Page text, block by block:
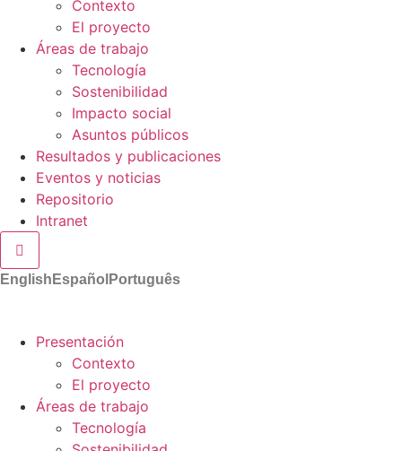
Contexto
El proyecto
Áreas de trabajo
Tecnología
Sostenibilidad
Impacto social
Asuntos públicos
Resultados y publicaciones
Eventos y noticias
Repositorio
Intranet
Menú conmutador hamburguesa
English Español Português
Presentación
Contexto
El proyecto
Áreas de trabajo
Tecnología